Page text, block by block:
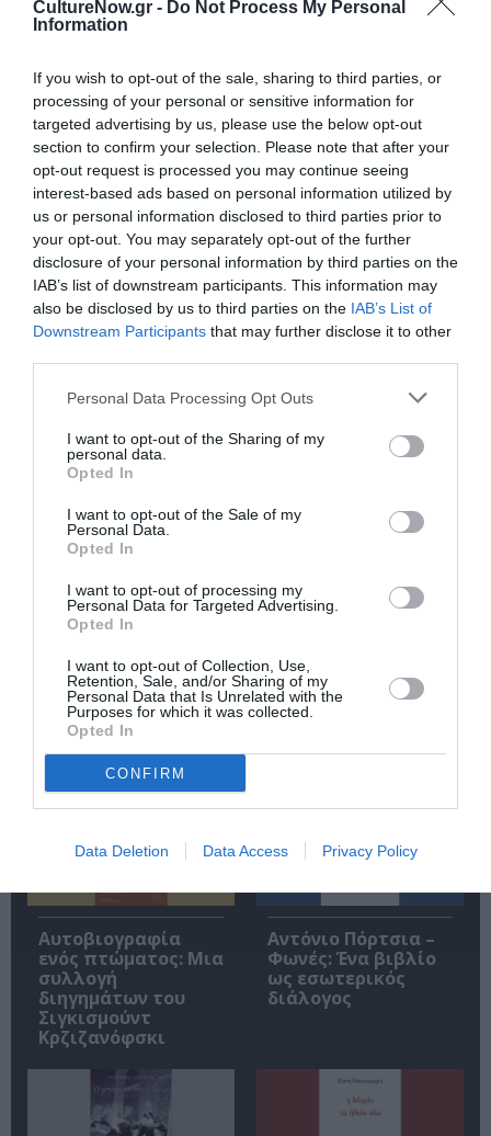
CultureNow.gr - Do Not Process My Personal
Information
If you wish to opt-out of the sale, sharing to third parties, or
processing of your personal or sensitive information for
targeted advertising by us, please use the below opt-out
section to confirm your selection. Please note that after your
opt-out request is processed you may continue seeing
interest-based ads based on personal information utilized by
us or personal information disclosed to third parties prior to
your opt-out. You may separately opt-out of the further
disclosure of your personal information by third parties on the
IAB’s list of downstream participants. This information may
also be disclosed by us to third parties on the IAB’s List of
Downstream Participants that may further disclose it to other
Personal Data Processing Opt Outs
I want to opt-out of the Sharing of my
personal data.
Opted In
I want to opt-out of the Sale of my
Personal Data.
Opted In
I want to opt-out of processing my
Personal Data for Targeted Advertising.
Opted In
I want to opt-out of Collection, Use,
Retention, Sale, and/or Sharing of my
Personal Data that Is Unrelated with the
Purposes for which it was collected.
Opted In
CONFIRM
Data Deletion Data Access Privacy Policy
04-5016-3, Σελίδες: 152, Τιμή: 9,90 ευρώ
Ακολουθήστε το Culturenow.gr στοGoogle Newsκαι
μάθετε πρώτοι όλες τις ειδήσεις
Δείτε όλα τατελευταία νέαγια την Τέχνη και τον
Πολιτισμό στο Culturenow.gr
Νέοι Διαγωνισμοί❯
Tags
ΕΚΔΟΣΕΙΣ ΚΕΔΡΟΣ
ΕΛΛΗΝΕΣ ΣΥΓΓΡΑΦΕΙΣ
ΠΕΖΟΓΡΑΦΙΑ
Newsletter
Κάθε βδομάδα στο e-mail σας τα τελευταία νέα για
την Τέχνη και τον Πολιτισμό!
Σχετικά Άρθρα
Αυτοβιογραφία
ενός πτώματος: Μια
συλλογή
διηγημάτων του
Σιγκισμούντ
Κρζιζανόφσκι
Αντόνιο Πόρτσια –
Φωνές: Ένα βιβλίο
ως εσωτερικός
διάλογος